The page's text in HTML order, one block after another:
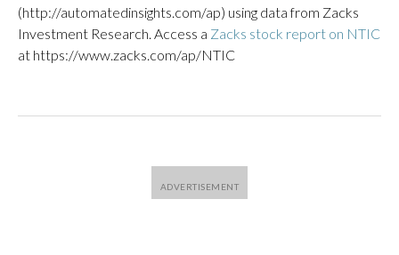
(http://automatedinsights.com/ap) using data from Zacks
Investment Research. Access a Zacks stock report on NTIC
at https://www.zacks.com/ap/NTIC